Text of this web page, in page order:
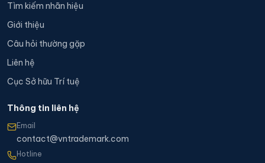
Tìm kiếm nhãn hiệu
Giới thiệu
Câu hỏi thường gặp
Liên hệ
Cục Sở hữu Trí tuệ
Thông tin liên hệ
Email
contact@vntrademark.com
Hotline